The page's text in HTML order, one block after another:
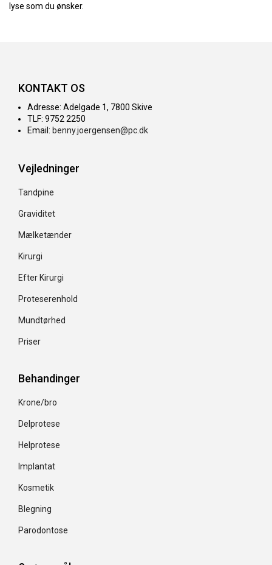
lyse som du ønsker.
KONTAKT OS
Adresse: Adelgade 1, 7800 Skive
TLF: 9752 2250
Email: benny.joergensen@pc.dk
Vejledninger
Tandpine
Graviditet
Mælketænder
Kirurgi
Efter Kirurgi
Proteserenhold
Mundtørhed
Priser
Behandinger
Krone/bro
Delprotese
Helprotese
Implantat
Kosmetik
Blegning
Parodontose